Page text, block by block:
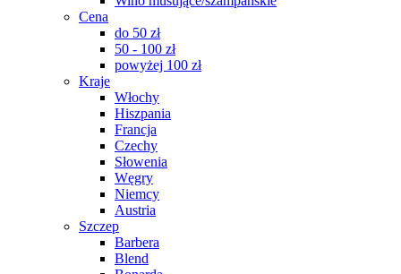
Cena
do 50 zł
50 - 100 zł
powyżej 100 zł
Kraje
Włochy
Hiszpania
Francja
Czechy
Słowenia
Węgry
Niemcy
Austria
Szczep
Barbera
Blend